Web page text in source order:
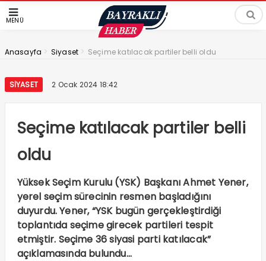
MENÜ
Anasayfa > Siyaset > Seçime katılacak partiler belli oldu
SIYASET 2 Ocak 2024 18:42
Seçime katılacak partiler belli
oldu
Yüksek Seçim Kurulu (YSK) Başkanı Ahmet Yener,
yerel seçim sürecinin resmen başladığını
duyurdu. Yener, “YSK bugün gerçekleştirdiği
toplantıda seçime girecek partileri tespit
etmiştir. Seçime 36 siyasi parti katılacak”
açıklamasında bulundu…